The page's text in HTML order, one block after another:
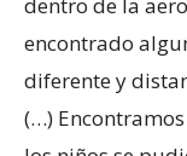
encontrado
diferente y
(…)